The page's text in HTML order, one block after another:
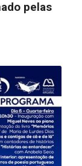
pelas